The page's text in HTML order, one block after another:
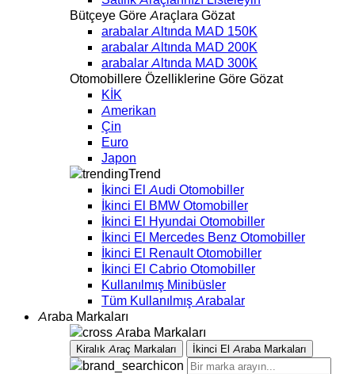
Bütçeye Göre Araçlara Gözat
arabalar Altında MAD 150K
arabalar Altında MAD 200K
arabalar Altında MAD 300K
Otomobillere Özelliklerine Göre Gözat
KİK
Amerikan
Çin
Euro
Japon
Trend
İkinci El Audi Otomobiller
İkinci El BMW Otomobiller
İkinci El Hyundai Otomobiller
İkinci El Mercedes Benz Otomobiller
İkinci El Renault Otomobiller
İkinci El Cabrio Otomobiller
Kullanılmış Minibüsler
Tüm Kullanılmış Arabalar
Araba Markaları
Araba Markaları
Kiralık Araç Markaları İkinci El Araba Markaları